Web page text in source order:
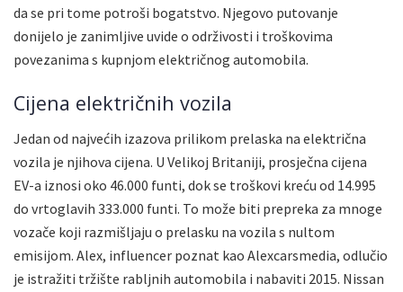
da se pri tome potroši bogatstvo. Njegovo putovanje
donijelo je zanimljive uvide o održivosti i troškovima
povezanima s kupnjom električnog automobila.
Cijena električnih vozila
Jedan od najvećih izazova prilikom prelaska na električna
vozila je njihova cijena. U Velikoj Britaniji, prosječna cijena
EV-a iznosi oko 46.000 funti, dok se troškovi kreću od 14.995
do vrtoglavih 333.000 funti. To može biti prepreka za mnoge
vozače koji razmišljaju o prelasku na vozila s nultom
emisijom. Alex, influencer poznat kao Alexcarsmedia, odlučio
je istražiti tržište rabljnih automobila i nabaviti 2015. Nissan